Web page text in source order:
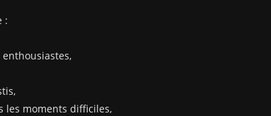
:
les moments difficiles,